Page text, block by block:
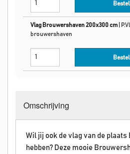
Vlag Brouwershaven 200x300 cm
brouwershaven
Omschrijving
Wil jij ook de vlag van de
hebben? Deze mooie